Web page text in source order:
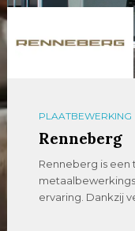
PLAATBEWERKING
Renneberg
Renneberg is
ervaring. Dankzij